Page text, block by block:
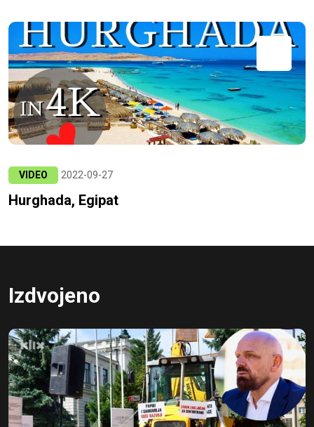
VIDEO 2022-09-27
Hurghada, Egipat
Izdvojeno